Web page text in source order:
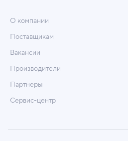
О компании
Поставщикам
Вакансии
Производители
Партнеры
Сервис-центр